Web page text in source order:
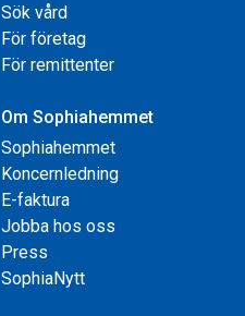
Sök vård
För företag
För remittenter
Om Sophiahemmet
Sophiahemmet
Koncernledning
E-faktura
Jobba hos oss
Press
SophiaNytt